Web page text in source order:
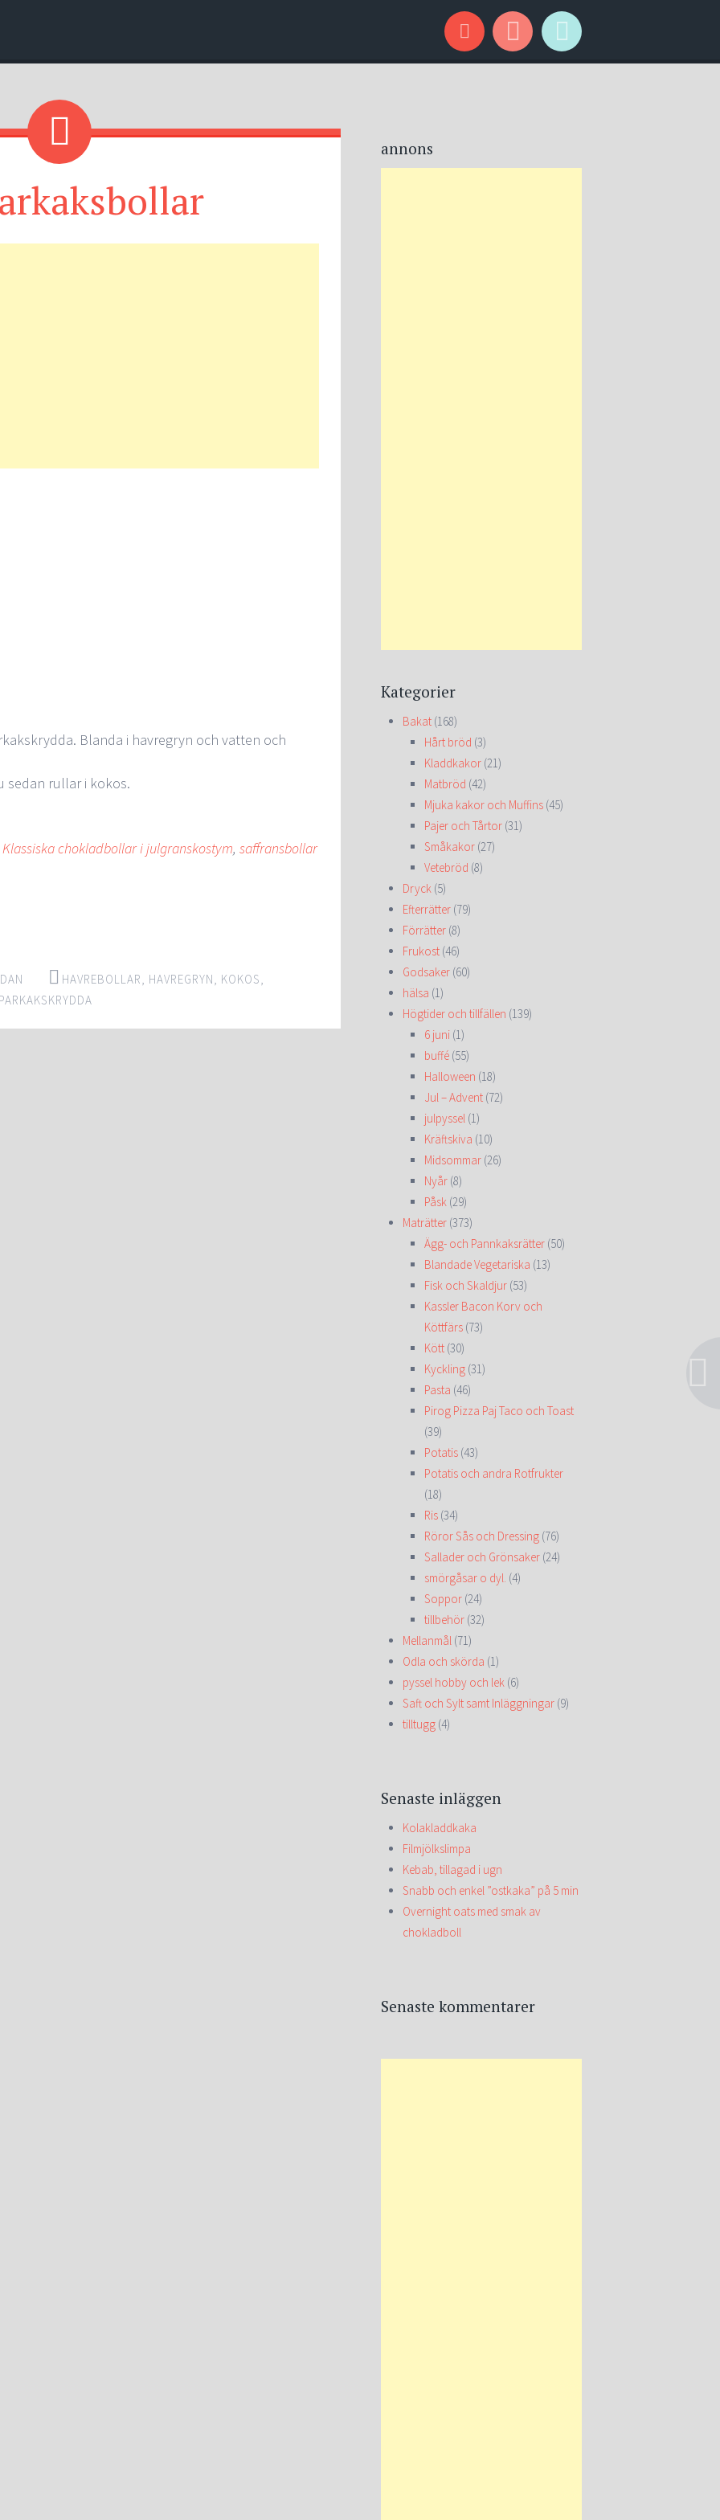
Blanda i havregryn och vatten och
sedan rullar i kokos.
Klassiska chokladbollar i julgranskostym, saffransbollar
HAVREBOLLAR, HAVREGRYN, KOKOS,
annons
Kategorier
Bakat (168)
Hårt bröd (3)
Kladdkakor (21)
Matbröd (42)
Mjuka kakor och Muffins (45)
Pajer och Tårtor (31)
Småkakor (27)
Vetebröd (8)
Dryck (5)
Efterrätter (79)
Förrätter (8)
Frukost (46)
Godsaker (60)
hälsa (1)
Högtider och tillfällen (139)
6 juni (1)
buffé (55)
Halloween (18)
Jul – Advent (72)
julpyssel (1)
Kräftskiva (10)
Midsommar (26)
Nyår (8)
Påsk (29)
Maträtter (373)
Ägg- och Pannkaksrätter (50)
Blandade Vegetariska (13)
Fisk och Skaldjur (53)
Kassler Bacon Korv och
Köttfärs (73)
Kött (30)
Kyckling (31)
Pasta (46)
Pirog Pizza Paj Taco och Toast
(39)
Potatis (43)
Potatis och andra Rotfrukter
(18)
Ris (34)
Röror Sås och Dressing (76)
Sallader och Grönsaker (24)
smörgåsar o dyl. (4)
Soppor (24)
tillbehör (32)
Mellanmål (71)
Odla och skörda (1)
pyssel hobby och lek (6)
Saft och Sylt samt Inläggningar (9)
tilltugg (4)
Senaste inläggen
Kolakladdkaka
Filmjölkslimpa
Kebab, tillagad i ugn
Snabb och enkel ”ostkaka” på 5 min
Overnight oats med smak av
chokladboll
Senaste kommentarer